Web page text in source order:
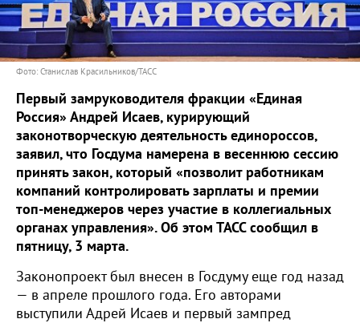
Фото: Станислав Красильников/ТАСС
Первый замруководителя фракции «Единая
Россия» Андрей Исаев, курирующий
законотворческую деятельность единороссов,
заявил, что Госдума намерена в весеннюю сессию
принять закон, который «позволит работникам
компаний контролировать зарплаты и премии
топ-менеджеров через участие в коллегиальных
органах управления». Об этом ТАСС сообщил в
пятницу, 3 марта.
Законопроект был внесен в Госдуму еще год назад
— в апреле прошлого года. Его авторами
выступили Адрей Исаев и первый зампред